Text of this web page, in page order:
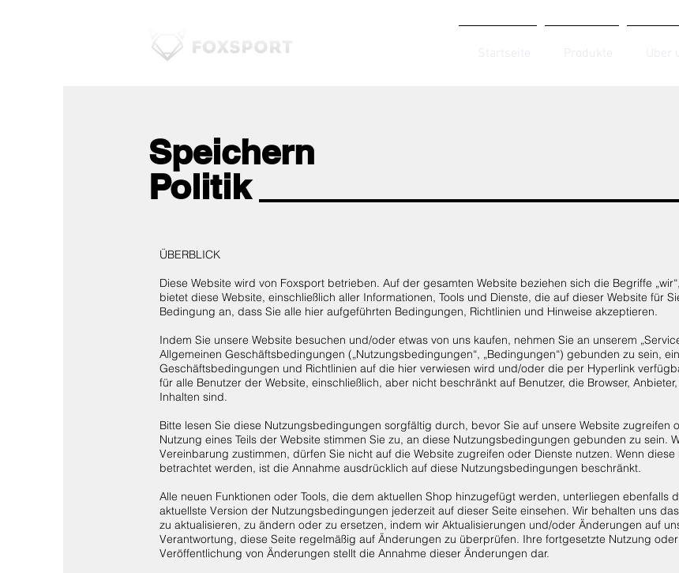
Produkte Über
Speichern
Politik
ÜBERBLICK
Diese Website wird von Foxsport betrieben. Auf der gesamten Website beziehen sich die Begriffe
bietet diese Website, einschließlich aller Informationen, Tools und Dienste, die auf dieser Website für
Bedingung an, dass Sie alle hier aufgeführten Bedingungen, Richtlinien und Hinweise akzeptieren.
Indem Sie unsere Website besuchen und/oder etwas von uns kaufen, nehmen Sie an unserem
Allgemeinen Geschäftsbedingungen („Nutzungsbedingungen“, „Bedingungen“) gebunden zu sein,
Geschäftsbedingungen und Richtlinien auf die hier verwiesen wird und/oder die per Hyperlink
für alle Benutzer der Website, einschließlich, aber nicht beschränkt auf Benutzer, die Browser,
Inhalten sind.
Bitte lesen Sie diese Nutzungsbedingungen sorgfältig durch, bevor Sie auf unsere Website
Nutzung eines Teils der Website stimmen Sie zu, an diese Nutzungsbedingungen gebunden zu sein.
Vereinbarung zustimmen, dürfen Sie nicht auf die Website zugreifen oder Dienste nutzen. Wenn
betrachtet werden, ist die Annahme ausdrücklich auf diese Nutzungsbedingungen beschränkt.
Alle neuen Funktionen oder Tools, die dem aktuellen Shop hinzugefügt werden, unterliegen ebenfalls
aktuellste Version der Nutzungsbedingungen jederzeit auf dieser Seite einsehen. Wir behalten uns
zu aktualisieren, zu ändern oder zu ersetzen, indem wir Aktualisierungen und/oder Änderungen auf
Verantwortung, diese Seite regelmäßig auf Änderungen zu überprüfen. Ihre fortgesetzte Nutzung
Veröffentlichung von Änderungen stellt die Annahme dieser Änderungen dar.